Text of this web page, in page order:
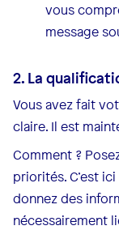
vous
message
2. La
Vous avez fait
claire. Il est
Comment ?
priorités. C’est
donnez des
nécessairement